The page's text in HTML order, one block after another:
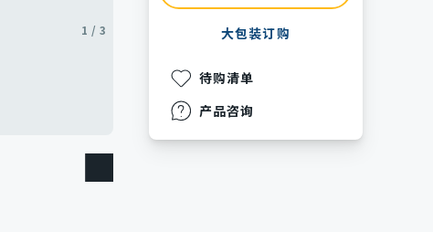
大包装订购
待购清单
产品咨询
1 / 3
2 / 3
3 / 3